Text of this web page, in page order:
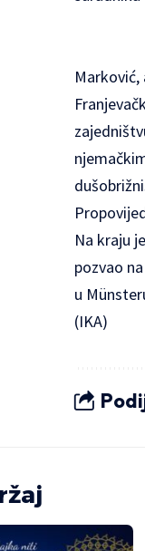
Na kraju
pozvao
u
(IKA)